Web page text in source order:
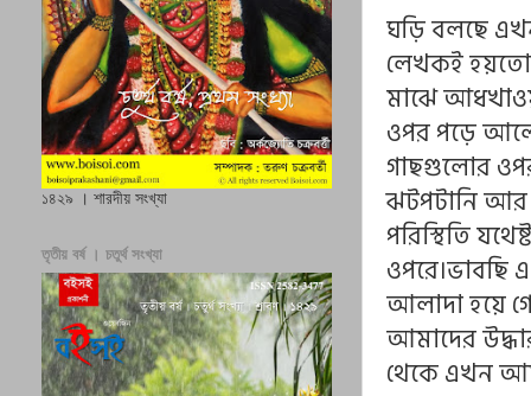
ঘড়ি বলছে
লেখকই হয়তো
মাঝে
ওপর পড়ে
গাছগুলোর
ঝটপটানি আর
পরিস্থিতি
ওপরে।ভাবছি
আলাদা হয়ে
আমাদের
থেকে এখন
১৪২৯ । শারদীয় সংখ্যা
তৃতীয় বর্ষ । চতুর্থ সংখ্যা